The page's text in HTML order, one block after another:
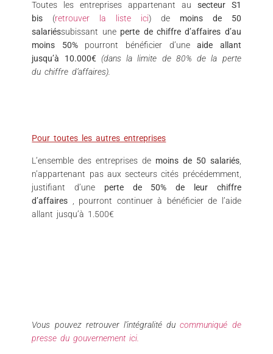
Toutes les entreprises appartenant au secteur S1
bis (retrouver la liste ici) de moins de 50
salariéssubissant une perte de chiffre d’affaires d’au
moins 50%pourront bénéficier d’uneaide allant
jusqu’à 10.000€ (dans la limite de 80% de la perte
du chiffre d’affaires).
Pour toutes les autres entreprises
L’ensemble des entreprises de moins de 50 salariés,
n’appartenant pas aux secteurs cités précédemment,
justifiant d’une perte de 50% de leur chiffre
d’affaires , pourront continuer à bénéficier de l’aide
allant jusqu’à 1.500€
Vous pouvez retrouver l’intégralité ducommuniqué de
presse du gouvernement ici.